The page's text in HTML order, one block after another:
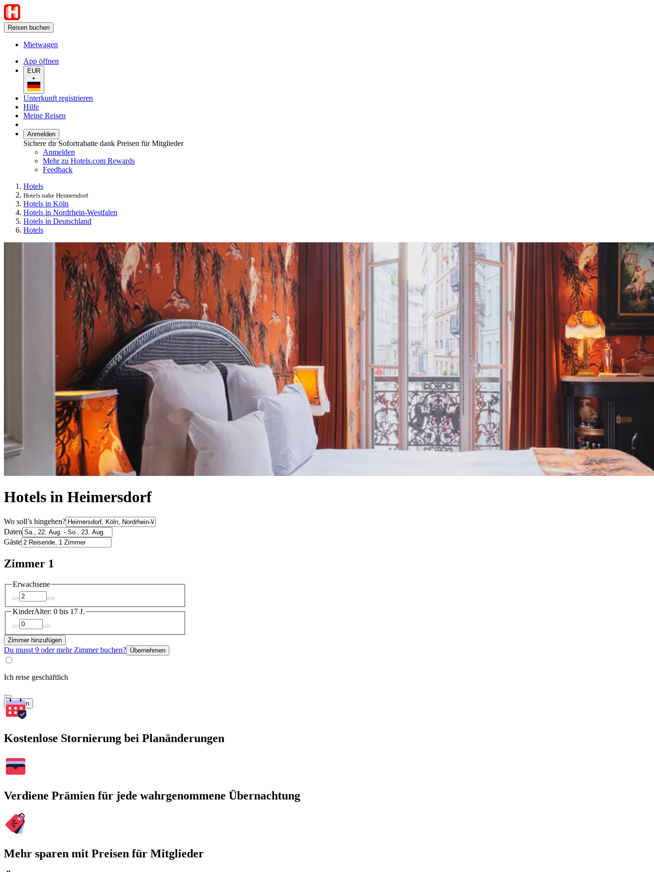
Reisen buchen
Mietwagen
App öffnen
EUR
•
Unterkunft registrieren
Hilfe
Meine Reisen
Anmelden
Sichere dir Sofortrabatte dank Preisen für Mitglieder
Anmelden
Mehr zu Hotels.com Rewards
Feedback
Hotels
Hotels nahe Heimersdorf
Hotels in Köln
Hotels in Nordrhein-Westfalen
Hotels in Deutschland
Hotels
Hotels in Heimersdorf
Wo soll’s hingehen?
Daten
Gäste
Zimmer 1
Erwachsene
KinderAlter: 0 bis 17 J.
Zimmer hinzufügen
Du musst 9 oder mehr Zimmer buchen? Übernehmen
Ich reise geschäftlich
Suchen
Kostenlose Stornierung bei Planänderungen
Verdiene Prämien für jede wahrgenommene Übernachtung
Mehr sparen mit Preisen für Mitglieder